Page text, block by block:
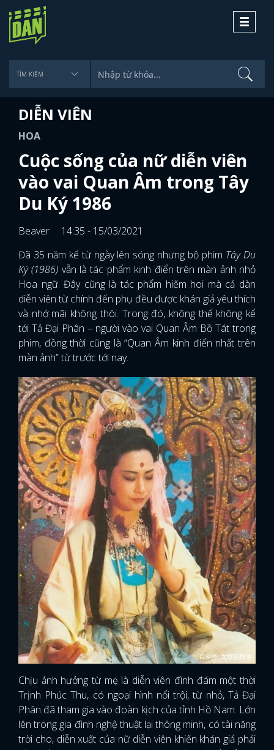
Toggle
DIỄN VIÊN
HOA
Cuộc sống của nữ diễn viên
vào vai Quan Âm trong Tây
Du Ký 1986
Beaver
14:35 - 15/03/2021
Đã 35 năm kể từ ngày lên sóng nhưng bộ phim Tây Du
Ký (1986) vẫn là tác phẩm kinh điển trên màn ảnh nhỏ
Hoa ngữ. Đây cũng là tác phẩm hiếm hoi mà cả dàn
diễn viên từ chính đến phụ đều được khán giả yêu thích
và nhớ mãi không thôi. Trong đó, không thể không kể
tới Tả Đại Phân – người vào vai Quan Âm Bồ Tát trong
phim, đồng thời cũng là “Quan Âm kinh điển nhất trên
màn ảnh” từ trước tới nay.
Chịu ảnh hưởng từ mẹ là diễn viên đình đám một thời
Trịnh Phúc Thu, có ngoại hình nổi trội, từ nhỏ, Tả Đại
Phân đã tham gia vào đoàn kịch của tỉnh Hồ Nam. Lớn
lên trong gia đình nghệ thuật lại thông minh, có tài năng
trời cho, diễn xuất của nữ diễn viên khiến khán giả phải